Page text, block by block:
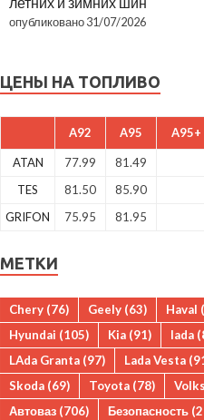
опубликовано 31/07/2026
ЦЕНЫ НА ТОПЛИВО
A92 A95 A95+
ATAN 77.99 81.49
TES
81.50 85.90
GRIFON
75.95 81.95
МЕТКИ
Chery (76) Geely (63) Haval
Hyundai (105) Kia (91) lada
LAda Granta (97) Lada Vesta
Skoda (69) Toyota (78)
Автоваз (706) Безопасность